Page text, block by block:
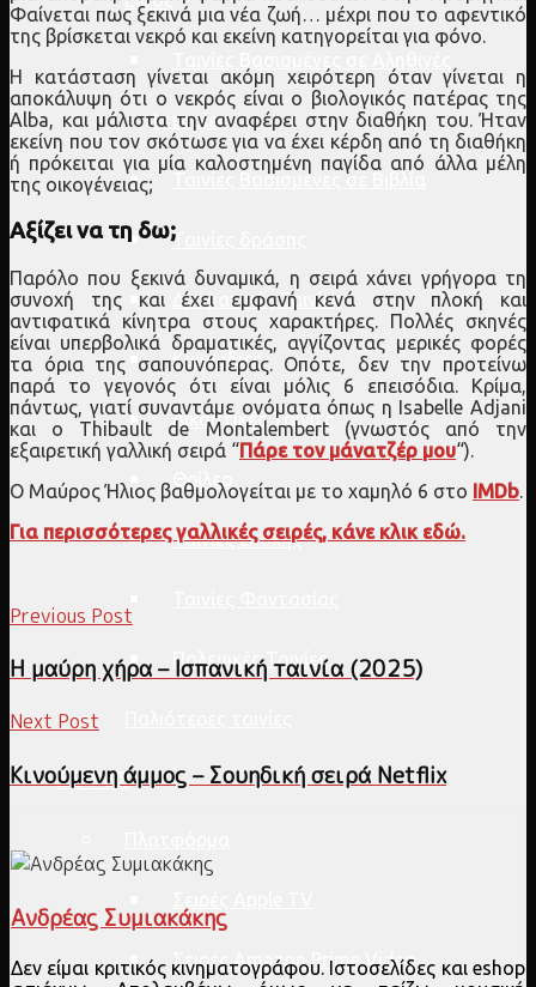
Ιστορίες
Ταινίες Βασισμένες σε Βιβλία
Ταινίες δράσης
Δραματικές Ταινίες
Κωμωδίες
Δικαστικές Ταινίες
Θρίλερ
Ταινίες εποχής
Πολεμικές Ταινίες
ΣΕΙΡΕΣ
Σειρές Amazon Prime Video
Φαίνεται πως ξεκινά μια νέα ζωή… μέχρι που το αφεντικό
της βρίσκεται νεκρό και εκείνη κατηγορείται για φόνο.
Η κατάσταση γίνεται ακόμη χειρότερη όταν γίνεται η
αποκάλυψη ότι ο νεκρός είναι ο βιολογικός πατέρας της
Alba, και μάλιστα την αναφέρει στην διαθήκη του. Ήταν
εκείνη που τον σκότωσε για να έχει κέρδη από τη διαθήκη
ή πρόκειται για μία καλοστημένη παγίδα από άλλα μέλη
της οικογένειας;
Αξίζει να τη δω;
Παρόλο που ξεκινά δυναμικά, η σειρά χάνει γρήγορα τη
συνοχή της και έχει εμφανή κενά στην πλοκή και
αντιφατικά κίνητρα στους χαρακτήρες. Πολλές σκηνές
είναι υπερβολικά δραματικές, αγγίζοντας μερικές φορές
τα όρια της σαπουνόπερας. Οπότε, δεν την προτείνω
παρά το γεγονός ότι είναι μόλις 6 επεισόδια. Κρίμα,
πάντως, γιατί συναντάμε ονόματα όπως η Isabelle Adjani
και ο Thibault de Montalembert (γνωστός από την
εξαιρετική γαλλική σειρά “Πάρε τον μάνατζέρ μου“).
Ο Μαύρος Ήλιος βαθμολογείται με το χαμηλό 6 στο IMDb
Για περισσότερες γαλλικές σειρές, κάνε κλικ εδώ.
Previous Post
Η μαύρη χήρα – Ισπανική ταινία (2025)
Next Post
Κινούμενη άμμος – Σουηδική σειρά Netflix
Ανδρέας Συμιακάκης
Δεν είμαι κριτικός κινηματογράφου. Ιστοσελίδες και eshop